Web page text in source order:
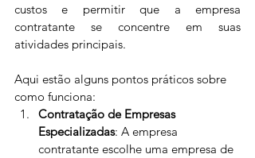
custos e permitir que a empresa
contratante se concentre em suas
atividades principais.
Aqui estão alguns pontos práticos sobre
como funciona:
Contratação de Empresas
Especializadas: A empresa
contratante escolhe uma empresa de